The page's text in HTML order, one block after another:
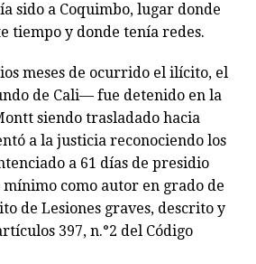
sido a Coquimbo, lugar donde
tiempo y donde tenía redes.
meses de ocurrido el ilícito, el
de Cali— fue detenido en la
siendo trasladado hacia
a la justicia reconociendo los
a 61 días de presidio
como autor en grado de
de Lesiones graves, descrito y
397, n.°2 del Código